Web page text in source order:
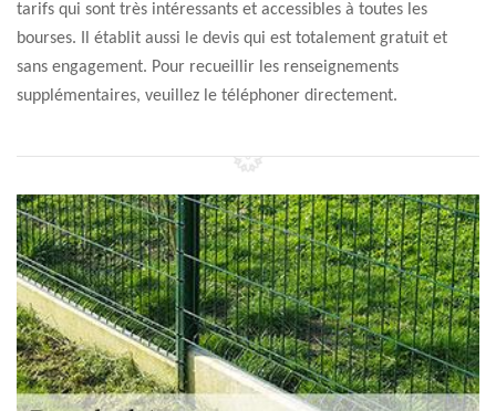
tarifs qui sont très intéressants et accessibles à toutes les
bourses. Il établit aussi le devis qui est totalement gratuit et
sans engagement. Pour recueillir les renseignements
supplémentaires, veuillez le téléphoner directement.